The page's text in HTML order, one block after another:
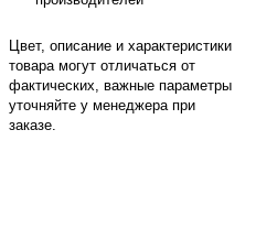
Цвет, описание и характеристики
товара могут отличаться от
фактических, важные параметры
уточняйте у менеджера при
заказе.